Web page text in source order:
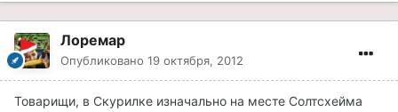
Лоремар
Опубликовано 19 октября, 2012
Товарищи, в Скурилке изначально на месте Солтсхейма